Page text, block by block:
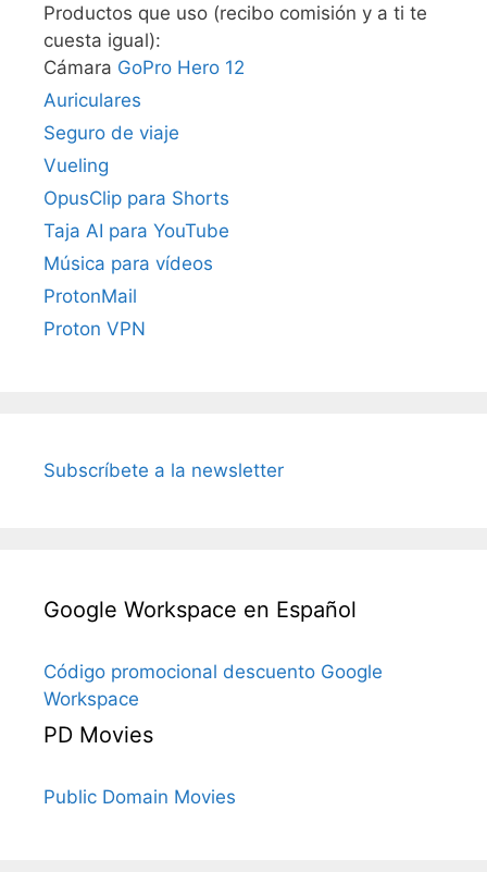
Productos que uso (recibo comisión y a ti te
cuesta igual):
Cámara GoPro Hero 12
Auriculares
Seguro de viaje
Vueling
OpusClip para Shorts
Taja AI para YouTube
Música para vídeos
ProtonMail
Proton VPN
Subscríbete a la newsletter
Google Workspace en Español
Código promocional descuento Google
Workspace
PD Movies
Public Domain Movies